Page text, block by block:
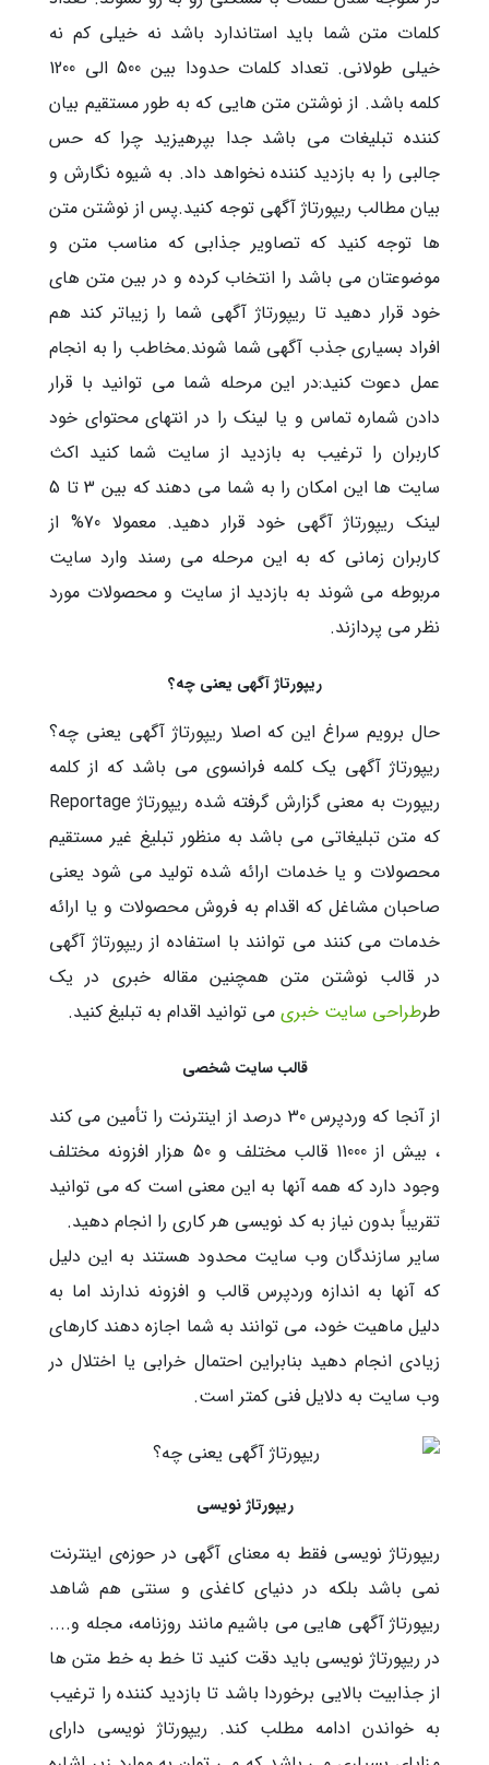
کلمات متن شما باید استاندارد باشد نه خیلی کم نه
خیلی طولانی. تعداد کلمات حدودا بین 500 الی 1200
کلمه باشد. از نوشتن متن هایی که به طور مستقیم بیان
کننده تبلیغات می باشد جدا بپرهیزید چرا که حس
جالبی را به بازدید کننده نخواهد داد. به شیوه نگارش و
بیان مطالب ریپورتاژ آگهی توجه کنید.پس از نوشتن متن
ها توجه کنید که تصاویر جذابی که مناسب متن و
موضوعتان می باشد را انتخاب کرده و در بین متن های
خود قرار دهید تا ریپورتاژ آگهی شما را زیباتر کند هم
افراد بسیاری جذب آگهی شما شوند.مخاطب را به انجام
عمل دعوت کنید:در این مرحله شما می توانید با قرار
دادن شماره تماس و یا لینک را در انتهای محتوای خود
کاربران را ترغیب به بازدید از سایت شما کنید اکث
سایت ها این امکان را به شما می دهند که بین 3 تا 5
لینک ریپورتاژ آگهی خود قرار دهید. معمولا 70% از
کاربران زمانی که به این مرحله می رسند وارد سایت
مربوطه می شوند به بازدید از سایت و محصولات مورد
نظر می پردازند.
ریپورتاژ آگهی یعنی چه؟
حال برویم سراغ این که اصلا ریپورتاژ آگهی یعنی چه؟
ریپورتاژ آگهی یک کلمه فرانسوی می باشد که از کلمه
ریپورت به معنی گزارش گرفته شده ریپورتاژ Reportage
که متن تبلیغاتی می باشد به منظور تبلیغ غیر مستقیم
محصولات و یا خدمات ارائه شده تولید می شود یعنی
صاحبان مشاغل که اقدام به فروش محصولات و یا ارائه
خدمات می کنند می توانند با استفاده از ریپورتاژ آگهی
در قالب نوشتن متن همچنین مقاله خبری در یک
طرطراحی سایت خبری می توانید اقدام به تبلیغ کنید.
قالب سایت شخصی
از آنجا که وردپرس 30 درصد از اینترنت را تأمین می کند
، بیش از 11000 قالب مختلف و 50 هزار افزونه مختلف
وجود دارد که همه آنها به این معنی است که می توانید
تقریباً بدون نیاز به کد نویسی هر کاری را انجام دهید.
سایر سازندگان وب سایت محدود هستند به این دلیل
که آنها به اندازه وردپرس قالب و افزونه ندارند اما به
دلیل ماهیت خود، می توانند به شما اجازه دهند کارهای
زیادی انجام دهید بنابراین احتمال خرابی یا اختلال در
وب سایت به دلایل فنی کمتر است.
ریپورتاژ نویسی
ریپورتاژ نویسی فقط به معنای آگهی در حوزه‌ی اینترنت
نمی باشد بلکه در دنیای کاغذی و سنتی هم شاهد
ریپورتاژ آگهی هایی می باشیم مانند روزنامه، مجله و....
در ریپورتاژ نویسی باید دقت کنید تا خط به خط متن ها
از جذابیت بالایی برخوردا باشد تا بازدید کننده را ترغیب
به خواندن ادامه مطلب کند. ریپورتاژ نویسی دارای